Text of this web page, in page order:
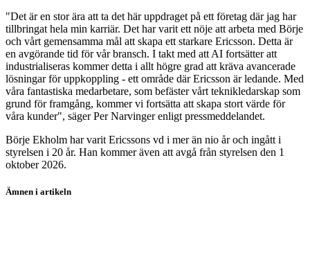
"Det är en stor ära att ta det här uppdraget på ett företag där jag har
tillbringat hela min karriär. Det har varit ett nöje att arbeta med Börje
och vårt gemensamma mål att skapa ett starkare Ericsson. Detta är
en avgörande tid för vår bransch. I takt med att AI fortsätter att
industrialiseras kommer detta i allt högre grad att kräva avancerade
lösningar för uppkoppling - ett område där Ericsson är ledande. Med
våra fantastiska medarbetare, som befäster vårt teknikledarskap som
grund för framgång, kommer vi fortsätta att skapa stort värde för
våra kunder", säger Per Narvinger enligt pressmeddelandet.
Börje Ekholm har varit Ericssons vd i mer än nio år och ingått i
styrelsen i 20 år. Han kommer även att avgå från styrelsen den 1
oktober 2026.
Ämnen i artikeln